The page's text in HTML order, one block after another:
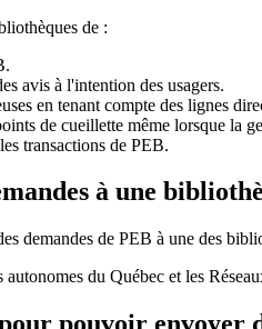
de :
avis à l'intention des usagers.
en tenant compte des lignes
de cueillette même lorsque la
transactions de PEB.
à une
demandes de PEB à une des
autonomes du Québec et les